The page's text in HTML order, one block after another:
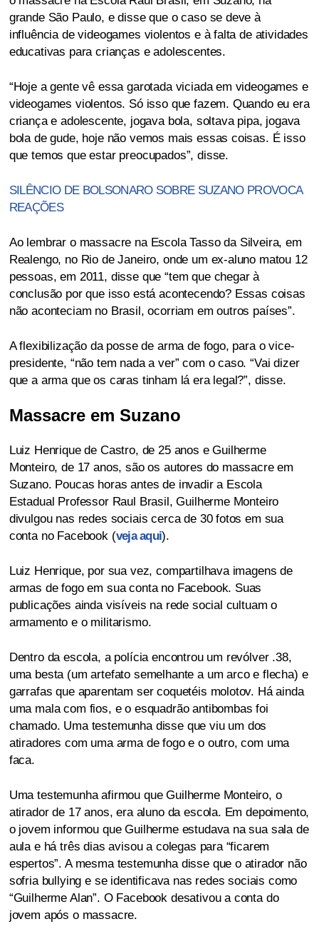
grande São Paulo, e disse que o caso se deve à
influência de videogames violentos e à falta de atividades
educativas para crianças e adolescentes.
“Hoje a gente vê essa garotada viciada em videogames e
videogames violentos. Só isso que fazem. Quando eu era
criança e adolescente, jogava bola, soltava pipa, jogava
bola de gude, hoje não vemos mais essas coisas. É isso
que temos que estar preocupados”, disse.
SILÊNCIO DE BOLSONARO SOBRE SUZANO PROVOCA
REAÇÕES
Ao lembrar o massacre na Escola Tasso da Silveira, em
Realengo, no Rio de Janeiro, onde um ex-aluno matou 12
pessoas, em 2011, disse que “tem que chegar à
conclusão por que isso está acontecendo? Essas coisas
não aconteciam no Brasil, ocorriam em outros países”.
A flexibilização da posse de arma de fogo, para o vice-
presidente, “não tem nada a ver” com o caso. “Vai dizer
que a arma que os caras tinham lá era legal?”, disse.
Massacre em Suzano
Luiz Henrique de Castro, de 25 anos e Guilherme
Monteiro, de 17 anos, são os autores do massacre em
Suzano. Poucas horas antes de invadir a Escola
Estadual Professor Raul Brasil, Guilherme Monteiro
divulgou nas redes sociais cerca de 30 fotos em sua
conta no Facebook (veja aqui).
Luiz Henrique, por sua vez, compartilhava imagens de
armas de fogo em sua conta no Facebook. Suas
publicações ainda visíveis na rede social cultuam o
armamento e o militarismo.
Dentro da escola, a polícia encontrou um revólver .38,
uma besta (um artefato semelhante a um arco e flecha) e
garrafas que aparentam ser coquetéis molotov. Há ainda
uma mala com fios, e o esquadrão antibombas foi
chamado. Uma testemunha disse que viu um dos
atiradores com uma arma de fogo e o outro, com uma
faca.
Uma testemunha afirmou que Guilherme Monteiro, o
atirador de 17 anos, era aluno da escola. Em depoimento,
o jovem informou que Guilherme estudava na sua sala de
aula e há três dias avisou a colegas para “ficarem
espertos”. A mesma testemunha disse que o atirador não
sofria bullying e se identificava nas redes sociais como
“Guilherme Alan”. O Facebook desativou a conta do
jovem após o massacre.